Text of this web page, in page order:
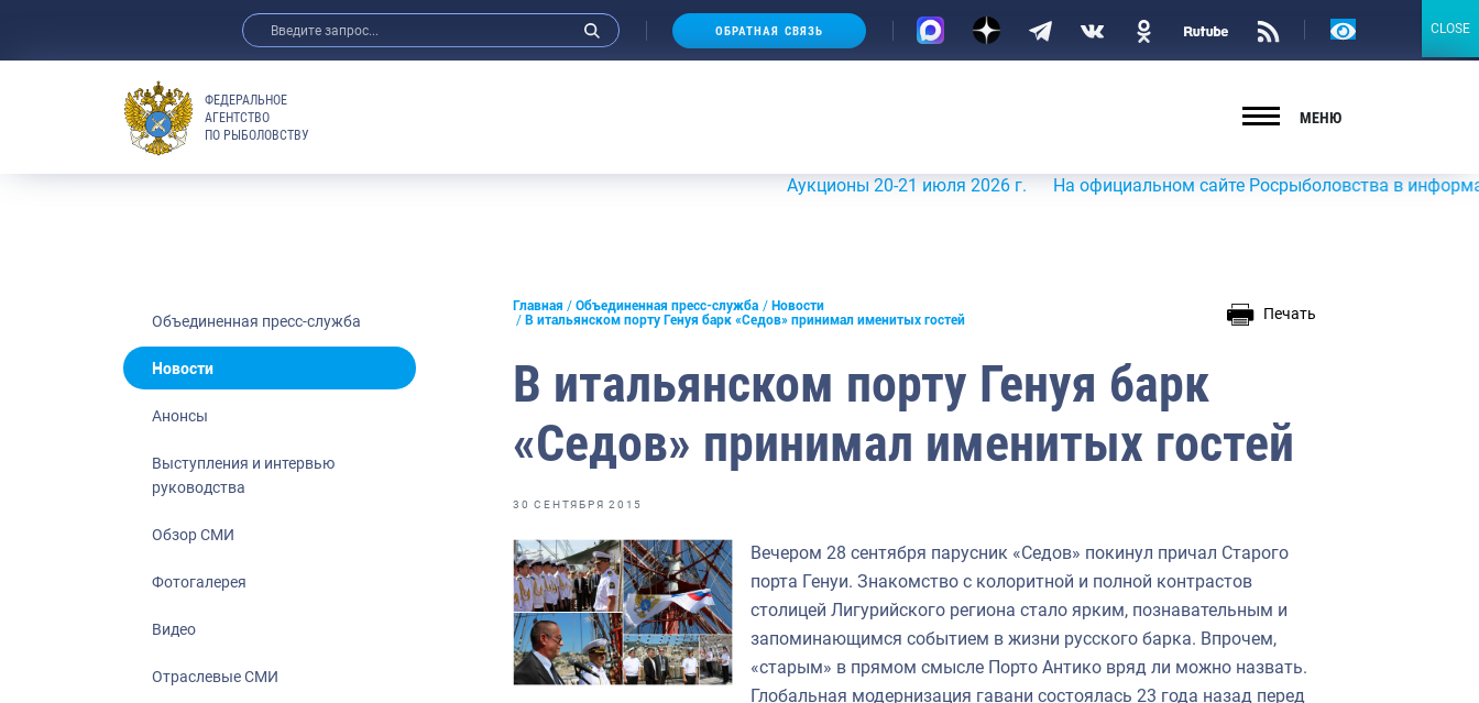
Анонсы
Отраслевые СМИ
Выставки и конференции
Научно-практическая литература
Рыбоохрана России
Большая африканская экспедиция
Укрепление духовно-нравственных
События в России и мире
ОБРАТНАЯ СВЯЗЬ
Версия
ФЕДЕРАЛЬНОЕ
АГЕНТСТВО
ПО РЫБОЛОВСТВУ
МЕНЮ
Аукционы 20-21 июля 2026 г. На официальном сайте Росрыболовства в информационно-
Объединенная пресс-служба
Новости
Анонсы
Выступления и интервью
руководства
Обзор СМИ
Фотогалерея
Видео
Отраслевые СМИ
Главная Объединенная пресс-служба
Новости
В итальянском порту Генуя барк «Седов» принимал именитых гостей
Печать
В итальянском порту Генуя барк
«Седов» принимал именитых гостей
30 СЕНТЯБРЯ 2015
Вечером 28 сентября парусник «Седов» покинул причал Старого
порта Генуи. Знакомство с колоритной и полной контрастов
столицей Лигурийского региона стало ярким, познавательным и
запоминающимся событием в жизни русского барка. Впрочем,
«старым» в прямом смысле Порто Антико вряд ли можно назвать.
Глобальная модернизация гавани состоялась 23 года назад перед
CLOSE
CLOSE